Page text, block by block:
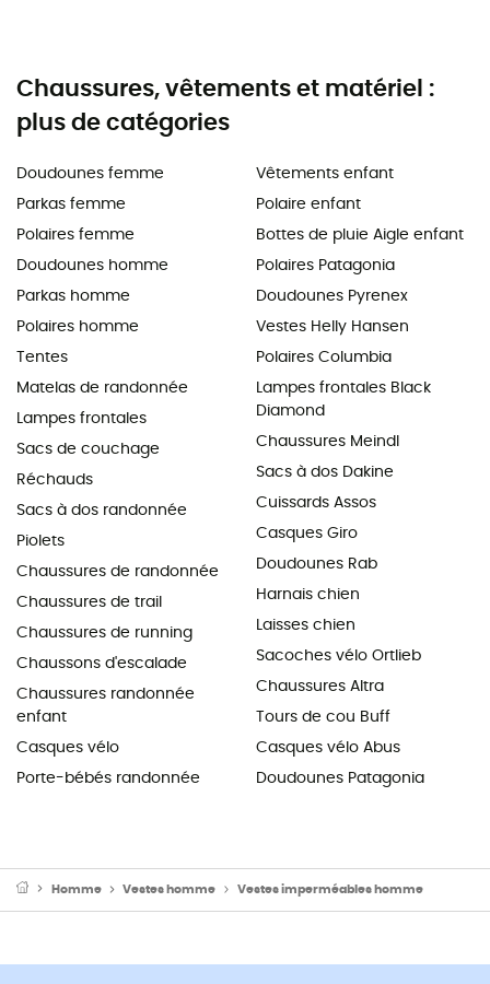
Chaussures, vêtements et matériel :
plus de catégories
Doudounes femme
Parkas femme
Polaires femme
Doudounes homme
Parkas homme
Polaires homme
Tentes
Matelas de randonnée
Lampes frontales
Sacs de couchage
Réchauds
Sacs à dos randonnée
Piolets
Chaussures de randonnée
Chaussures de trail
Chaussures de running
Chaussons d'escalade
Chaussures randonnée
enfant
Casques vélo
Porte-bébés randonnée
Vêtements enfant
Polaire enfant
Bottes de pluie Aigle enfant
Polaires Patagonia
Doudounes Pyrenex
Vestes Helly Hansen
Polaires Columbia
Lampes frontales Black
Diamond
Chaussures Meindl
Sacs à dos Dakine
Cuissards Assos
Casques Giro
Doudounes Rab
Harnais chien
Laisses chien
Sacoches vélo Ortlieb
Chaussures Altra
Tours de cou Buff
Casques vélo Abus
Doudounes Patagonia
Homme Vestes homme Vestes imperméables homme